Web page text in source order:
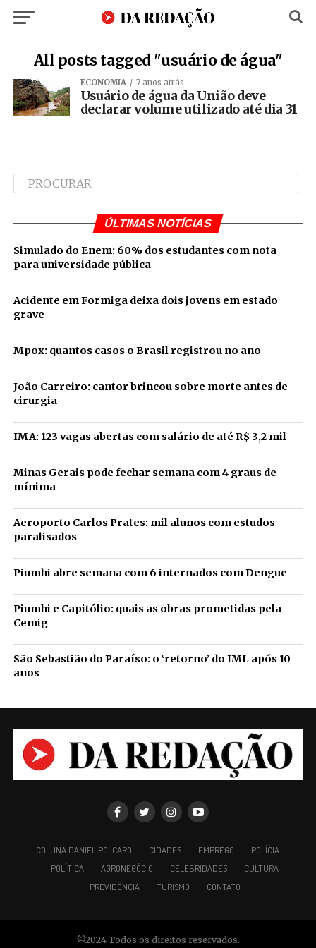
All posts tagged "usuário de água"
ECONOMIA 7 anos atrás
Usuário de água da União deve
declarar volume utilizado até dia 31
ÚLTIMAS NOTÍCIAS
Simulado do Enem: 60% dos estudantes com nota
para universidade pública
Acidente em Formiga deixa dois jovens em estado
grave
Mpox: quantos casos o Brasil registrou no ano
João Carreiro: cantor brincou sobre morte antes de
cirurgia
IMA: 123 vagas abertas com salário de até R$ 3,2 mil
Minas Gerais pode fechar semana com 4 graus de
mínima
Aeroporto Carlos Prates: mil alunos com estudos
paralisados
Piumhi abre semana com 6 internados com Dengue
Piumhi e Capitólio: quais as obras prometidas pela
Cemig
São Sebastião do Paraíso: o ‘retorno’ do IML após 10
anos
COLUNA DANIEL POLCARO CIDADES EMPREGO
POLÍCIA
POLÍTICA
AGRONEGÓCIO CELEBRIDADES
CULTURA
PREVIDÊNCIA
TURISMO CONTATO
©2024 Todos os direitos reservados.